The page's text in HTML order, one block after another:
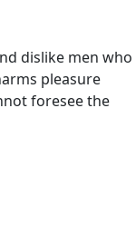
dislike men who
pleasure
foresee the